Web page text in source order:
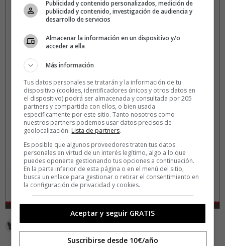
Publicidad y contenido personalizados, medición de
publicidad y contenido, investigación de audiencia y
desarrollo de servicios
Almacenar la información en un dispositivo y/o
acceder a ella
Más información
Tus datos personales se tratarán y la información de tu
dispositivo (cookies, identificadores únicos y otros datos en
el dispositivo) podrá ser almacenada y consultada por 205
partners y compartida con ellos, o bien usada
específicamente por este sitio. Tanto nosotros como
nuestros partners podemos usar datos precisos de
geolocalización. Lista de partners.
Es posible que algunos proveedores traten tus datos
personales en virtud de un interés legítimo, algo a lo que
puedes oponerte gestionando tus opciones a continuación.
En la parte inferior de esta página o en el menú del sitio,
busca un enlace para gestionar o retirar el consentimiento en
la configuración de privacidad y cookies.
Aceptar y seguir GRATIS
Suscribirse desde 10€/año